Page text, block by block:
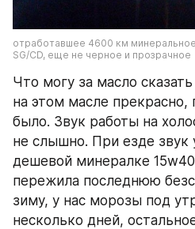
отработавшее 4600 км
SG/CD, еще не черное и прозрачное
Что могу за масло
на этом масле прекрасно,
было. Звук работы на
не слышно. При езде звук
дешевой минералке
пережила последнюю
зиму, у нас морозы под
несколько дней,